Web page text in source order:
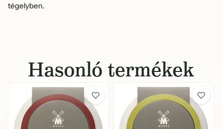
tégelyben.
Hasonló termékek